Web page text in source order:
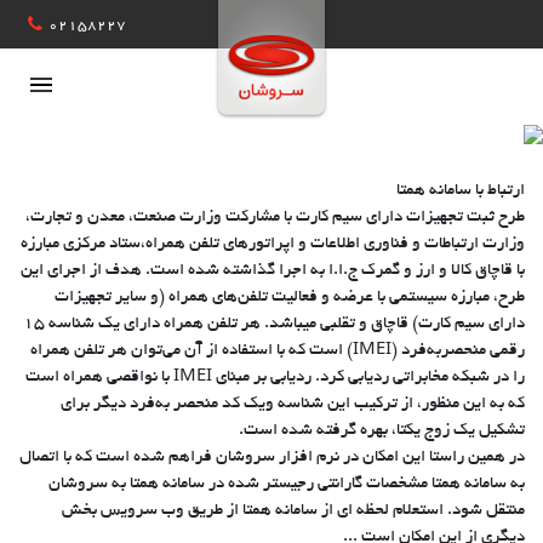
02158227
پشتیبانی (پورتال داخلی )
درخواست دمو
تماس با ما
راهکار های شرکتی و سازمانی
راهکار ویژه نمایندگان خدمات
فصلنامه سروش خدمات
اخبار و مقالات
درباره ما
ارتباط با سامانه همتا
طرح ثبت تجهیزات دارای سیم کارت با مشارکت وزارت صنعت، معدن و تجارت،
وزارت ارتباطات و فناوری اطلاعات و اپراتورهای تلفن همراه،ستاد مرکزی مبارزه
با قاچاق کالا و ارز و گمرک ج.ا.ا به اجرا گذاشته شده است. هدف از اجرای این
طرح، مبارزه سیستمی با عرضه و فعالیت تلفن‌های همراه (و سایر تجهیزات
دارای سیم کارت) قاچاق و تقلبی میباشد. هر تلفن همراه دارای یک شناسه 15
رقمی منحصربه‌فرد (IMEI) است که با استفاده از آن می‌توان هر تلفن همراه
را در شبکه مخابراتی ردیابی کرد. ردیابی بر مبنای IMEI با نواقصی همراه است
که به این منظور، از ترکیب این شناسه ویک کد منحصر به‌فرد دیگر برای
تشکیل یک زوج یکتا، بهره گرفته شده است.
در همین راستا این امکان در نرم افزار سروشان فراهم شده است که با اتصال
به سامانه همتا مشخصات گارانتی رجیستر شده در سامانه همتا به سروشان
منتقل شود. استعلام لحظه ای از سامانه همتا از طریق وب سرویس بخش
دیگری از این امکان است ...